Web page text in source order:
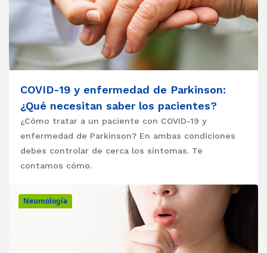
COVID-19 y enfermedad de Parkinson:
¿Qué necesitan saber los pacientes?
¿Cómo tratar a un paciente con COVID-19 y
enfermedad de Parkinson? En ambas condiciones
debes controlar de cerca los síntomas. Te
contamos cómo.
Neumología